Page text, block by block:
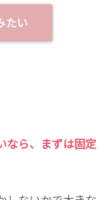
たい
なら、まずは固定